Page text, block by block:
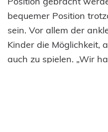
bequemer Position
sein. Vor allem der
Kinder die Möglichkeit,
auch zu spielen. „Wir